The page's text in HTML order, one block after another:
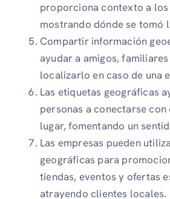
proporciona contexto a los
mostrando dónde se tomó
Compartir información
ayudar a amigos,
localizarlo en caso de una
Las etiquetas geográficas
personas a conectarse
lugar, fomentando un
Las empresas pueden
geográficas para
tiendas, eventos y ofertas
atrayendo clientes locales.